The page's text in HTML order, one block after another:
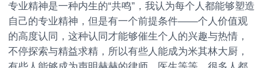
专业精神是一种内生的“共鸣”，我认为每个人都能够塑造
自己的专业精神，但是有一个前提条件——个人价值观
的高度认同，这种认同才能够催生个人的兴趣与热情，
不停探索与精益求精，所以有些人能成为米其林大厨，